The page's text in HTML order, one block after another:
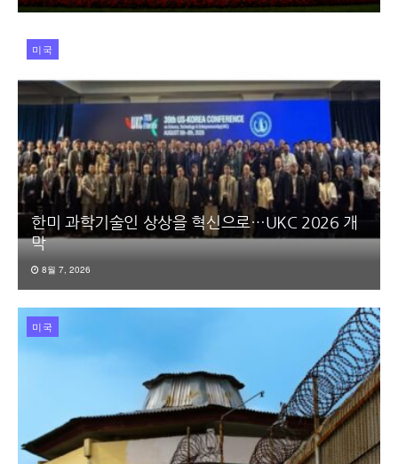
미국
한미 과학기술인 상상을 혁신으로…UKC 2026 개
막
8월 7, 2026
미국